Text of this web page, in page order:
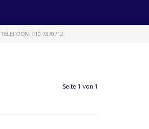
TELEFOON: 010 7370712
Seite 1 von 1